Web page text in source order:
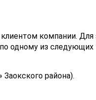
компании. Для
одному из следующих
района).